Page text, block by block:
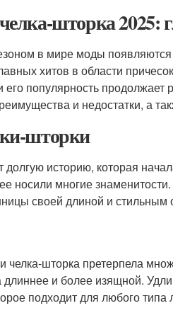
шторка 2025:
в мире моды появляются
хитов в области
популярность продолжает
и недостатки, а
шторки
долгую историю, которая
носили многие
своей длиной и
челка-шторка претерпела
длиннее и более изящной.
подходит для любого типа